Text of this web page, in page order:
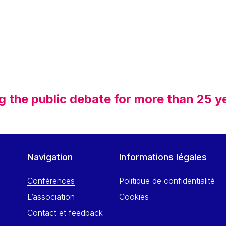
the public debate for more than 25
Navigation
Conférences
L’association
Contact et feedback
Informations légales
Politique de confidentialité
Cookies